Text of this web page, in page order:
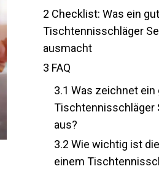
Checklist: Was ein
Tischtennisschläger
ausmacht
FAQ
3.1Was zeichnet ein
Tischtennisschläger
aus?
3.2Wie wichtig ist die
in einem